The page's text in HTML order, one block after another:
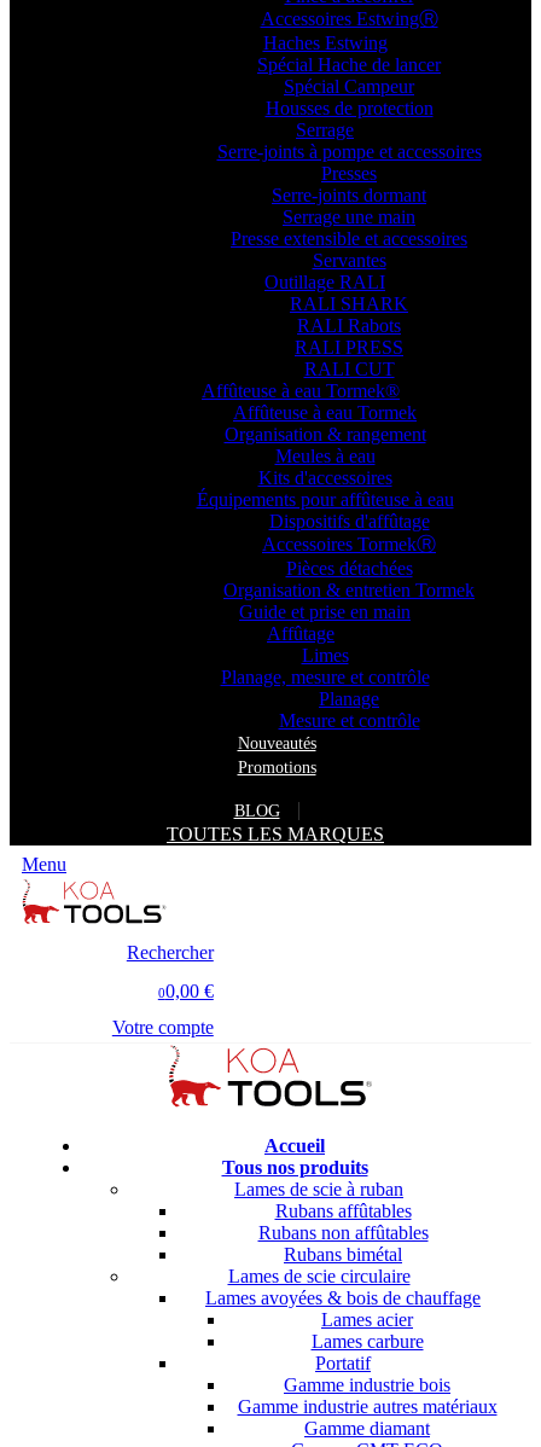
Accessoires EstwingⓇ
Haches Estwing
Spécial Hache de lancer
Spécial Campeur
Housses de protection
Serrage
Serre-joints à pompe et accessoires
Presses
Serre-joints dormant
Serrage une main
Presse extensible et accessoires
Servantes
Outillage RALI
RALI SHARK
RALI Rabots
RALI PRESS
RALI CUT
Affûteuse à eau Tormek®
Affûteuse à eau Tormek
Organisation & rangement
Meules à eau
Kits d'accessoires
Équipements pour affûteuse à eau
Dispositifs d'affûtage
Accessoires TormekⓇ
Pièces détachées
Organisation & entretien Tormek
Guide et prise en main
Affûtage
Limes
Planage, mesure et contrôle
Planage
Mesure et contrôle
Nouveautés
Promotions
BLOG
TOUTES LES MARQUES
Menu
Rechercher
00,00 €
Votre compte
Accueil
Tous nos produits
Lames de scie à ruban
Rubans affûtables
Rubans non affûtables
Rubans bimétal
Lames de scie circulaire
Lames avoyées & bois de chauffage
Lames acier
Lames carbure
Portatif
Gamme industrie bois
Gamme industrie autres matériaux
Gamme diamant